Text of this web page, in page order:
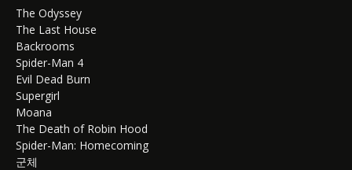
The Odyssey
The Last House
Backrooms
Spider-Man 4
Evil Dead Burn
Supergirl
Moana
The Death of Robin Hood
Spider-Man: Homecoming
군체